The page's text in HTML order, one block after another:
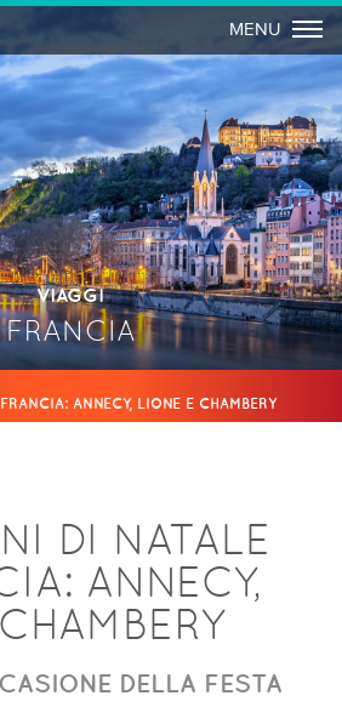
MENU
VIAGGI
FRANCIA
ANNECY, LIONE E CHAMBERY
DI NATALE
ANNECY,
DELLA FESTA